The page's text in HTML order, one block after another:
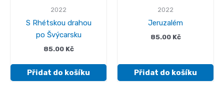
2022
S Rhétskou drahou
po Švýcarsku
85.00 Kč
Přidat do košíku
2022
Jeruzalém
85.00 Kč
Přidat do košíku